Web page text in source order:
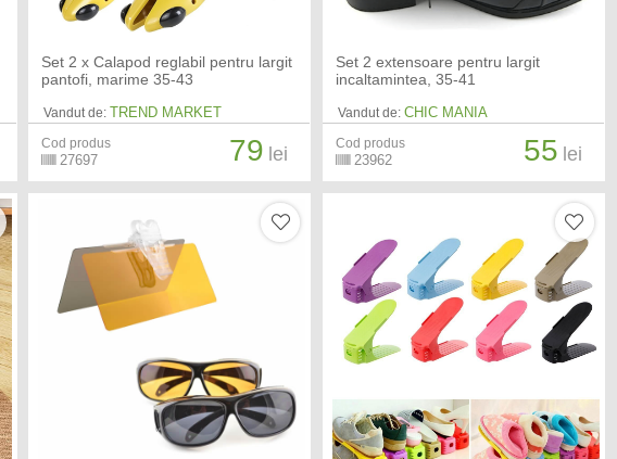
Set 2 x Calapod reglabil pentru largit
pantofi, marime 35-43
Vandut de: TREND MARKET
Cod produs
27697 79 lei
Set 2 extensoare pentru largit
incaltamintea, 35-41
Vandut de: CHIC MANIA
Cod produs
23962 55 lei